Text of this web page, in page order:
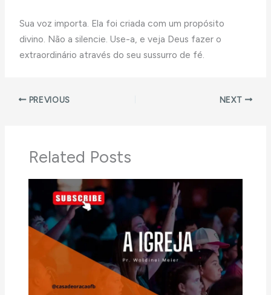
Sua voz importa. Ela foi criada com um propósito
divino. Não a silencie. Use-a, e veja Deus fazer o
extraordinário através do seu sussurro de fé.
PREVIOUS NEXT
Related Posts